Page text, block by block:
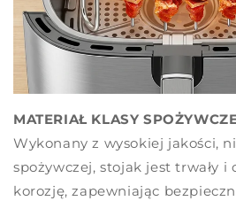
MATERIAŁ KLASY
Wykonany z wysokiej jakości,
spożywczej, stojak jest trwały i
korozję, zapewniając